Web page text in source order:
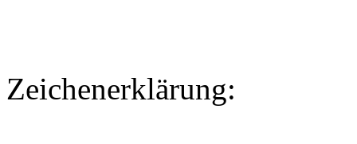
Zeichenerklärung: